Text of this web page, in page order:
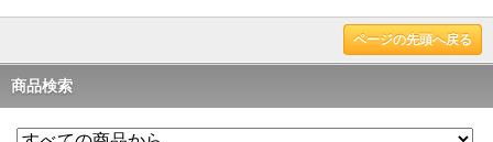
ページの先頭へ戻る
商品検索